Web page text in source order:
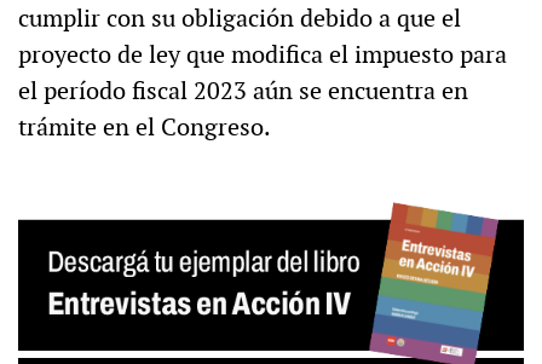
cumplir con su obligación debido a que el
proyecto de ley que modifica el impuesto para
el período fiscal 2023 aún se encuentra en
trámite en el Congreso.